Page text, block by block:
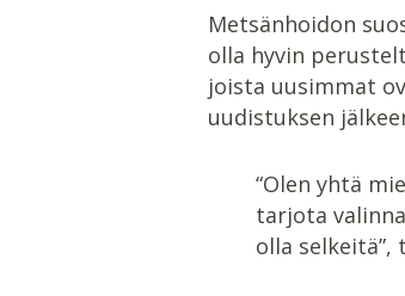
Metsänhoidon
olla hyvin
joista uusimmat
uudistuksen
“Olen yhtä
tarjota
olla